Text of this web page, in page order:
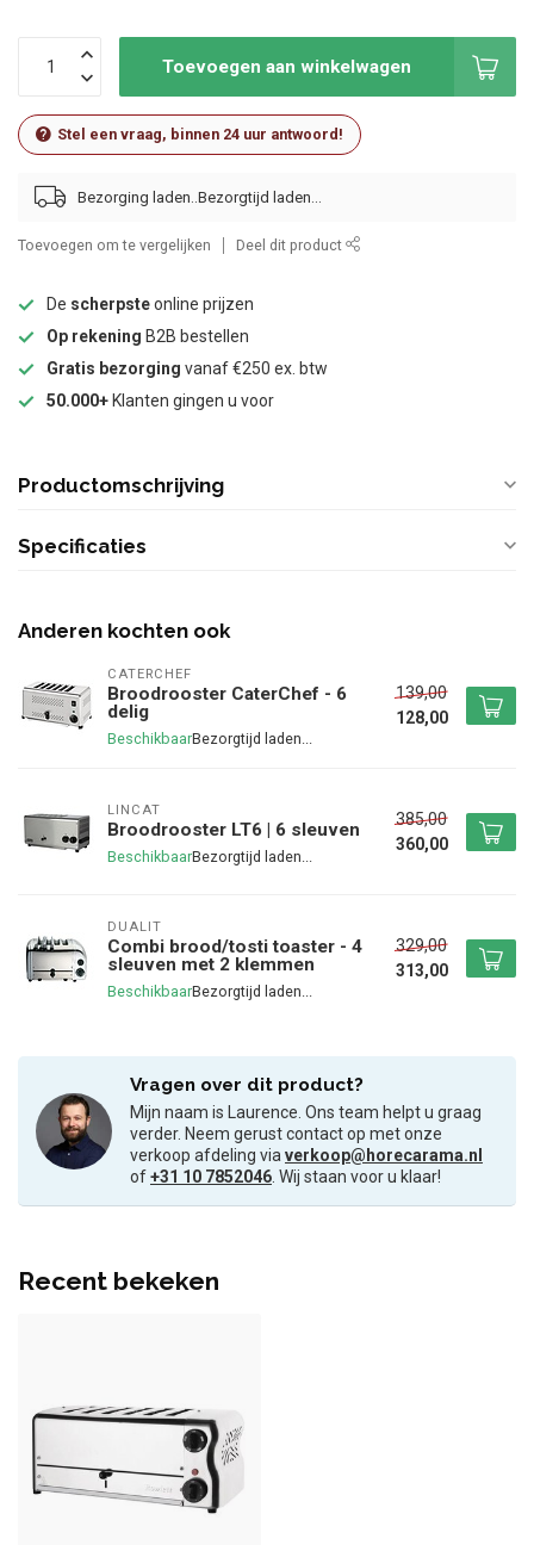
Toevoegen aan winkelwagen
Stel een vraag, binnen 24 uur antwoord!
Bezorging laden..
Toevoegen om te vergelijken Deel dit product
De scherpsteonline prijzen
Op rekening B2B bestellen
Gratis bezorging vanaf €250 ex. btw
50.000+ Klanten gingen u voor
Productomschrijving
Specificaties
Anderen kochten ook
CATERCHEF
Broodrooster CaterChef - 6
delig
Beschikbaar
139,00
128,00
LINCAT
Broodrooster LT6 | 6 sleuven
Beschikbaar
385,00
360,00
DUALIT
Combi brood/tosti toaster - 4
sleuven met 2 klemmen
Beschikbaar
329,00
313,00
Vragen over dit product?
Mijn naam is Laurence. Ons team helpt u graag
verder. Neem gerust contact op met onze
verkoop afdeling viaverkoop@horecarama.nl
of+31 10 7852046. Wij staan voor u klaar!
Recent bekeken